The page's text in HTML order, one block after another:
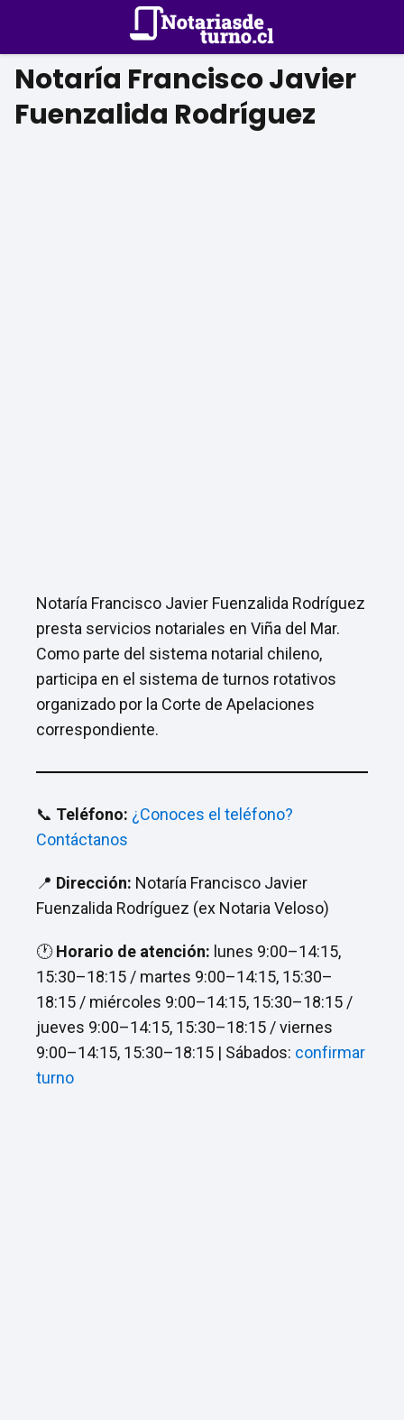
Notaría Francisco Javier
Fuenzalida Rodríguez
Notaría Francisco Javier Fuenzalida Rodríguez
presta servicios notariales en Viña del Mar.
Como parte del sistema notarial chileno,
participa en el sistema de turnos rotativos
organizado por la Corte de Apelaciones
correspondiente.
📞 Teléfono: ¿Conoces el teléfono?
Contáctanos
📍 Dirección: Notaría Francisco Javier
Fuenzalida Rodríguez (ex Notaria Veloso)
🕐Horario de atención: lunes 9:00–14:15,
15:30–18:15 / martes 9:00–14:15, 15:30–
18:15 / miércoles 9:00–14:15, 15:30–18:15 /
jueves 9:00–14:15, 15:30–18:15 / viernes
9:00–14:15, 15:30–18:15 | Sábados: confirmar
turno